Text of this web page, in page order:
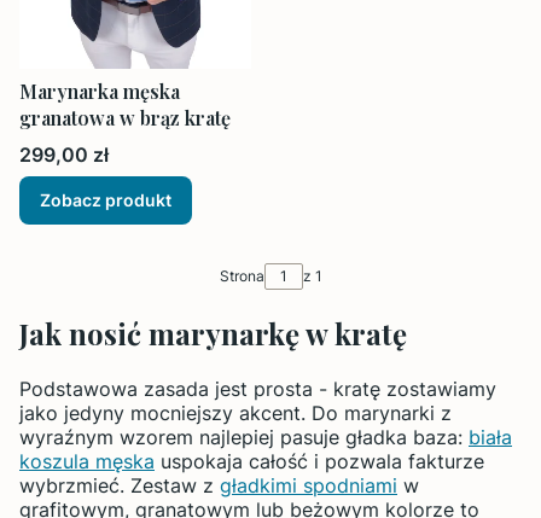
Marynarka męska
granatowa w brąz kratę
Cena
299,00 zł
Zobacz produkt
Strona z 1
Jak nosić marynarkę w kratę
Podstawowa zasada jest prosta - kratę zostawiamy
jako jedyny mocniejszy akcent. Do marynarki z
wyraźnym wzorem najlepiej pasuje gładka baza: biała
koszula męska uspokaja całość i pozwala fakturze
wybrzmieć. Zestaw z gładkimi spodniami w
grafitowym, granatowym lub beżowym kolorze to